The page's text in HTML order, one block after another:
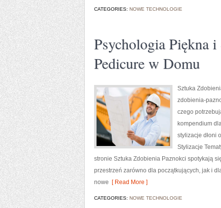
CATEGORIES: NOWE TECHNOLOGIE
Psychologia Piękna
Pedicure w Domu
Sztuka
zdobienia-
czego
kompendium
stylizacje dłoni
Stylizacje
stronie Sztuka Zdobienia Paznokci spotykają
przestrzeń zarówno dla początkujących, jak i
nowe [ Read More ]
CATEGORIES: NOWE TECHNOLOGIE